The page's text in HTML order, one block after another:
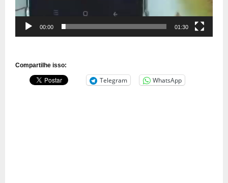
00:00 01:30
Compartilhe isso:
Telegram WhatsApp